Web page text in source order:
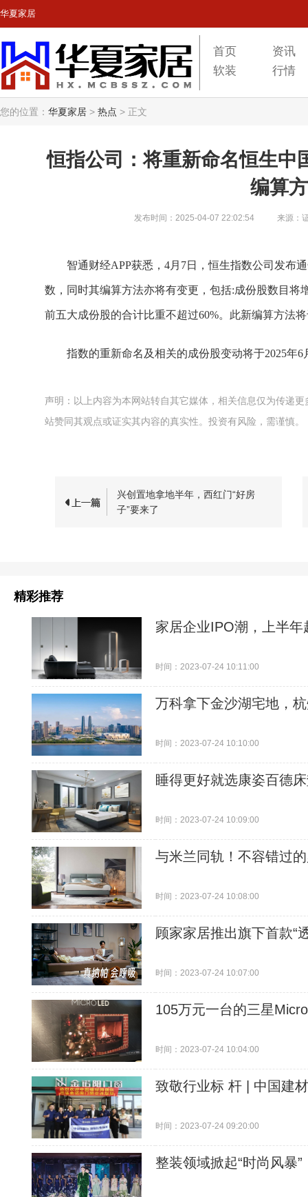
华夏家居
首页
资讯
软装
行情
您的位置： 华夏家居 > 热点 > 正文
恒指公司：将重新命名恒生中
编算
发布时间：2025-04-07 22:02:54 来源：
智通财经APP获悉，4月7日，恒生指数公司发布
数，同时其编算方法亦将有变更，包括:成份股数目将
前五大成份股的合计比重不超过60%。此新编算方法
指数的重新命名及相关的成份股变动将于2025年
声明：以上内容为本网站转自其它媒体，相关信息仅为传递
站赞同其观点或证实其内容的真实性。投资有风险，需谨慎。
兴创置地拿地半年，西红门“好房
子”要来了
精彩推荐
家居企业IPO潮，上半
时间：2023-07-24 10:11:00
万科拿下金沙湖宅地，
时间：2023-07-24 10:10:00
睡得更好就选康姿百德
时间：2023-07-24 10:09:00
与米兰同轨！不容错过
时间：2023-07-24 10:08:00
顾家家居推出旗下首款“
时间：2023-07-24 10:07:00
105万元一台的三星
时间：2023-07-24 10:04:00
致敬行业标 杆 | 中国建
时间：2023-07-24 09:20:00
整装领域掀起“时尚风暴